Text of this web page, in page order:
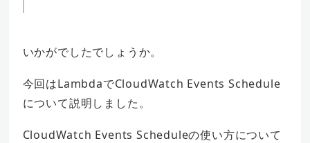
いかがでしたでしょうか。
今回はLambdaでCloudWatch Events Schedule
について説明しました。
CloudWatch Events Scheduleの使い方について